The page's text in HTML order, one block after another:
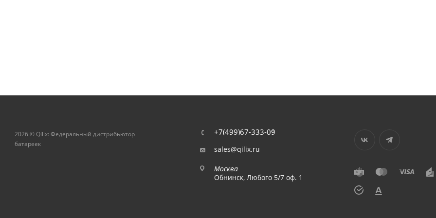
2026 © Qilix: Федеральный дистрибьютор
батареек
+7(499)67-333-09
sales@qilix.ru
Москва
Обнинск, Любого 5/7 оф. 1